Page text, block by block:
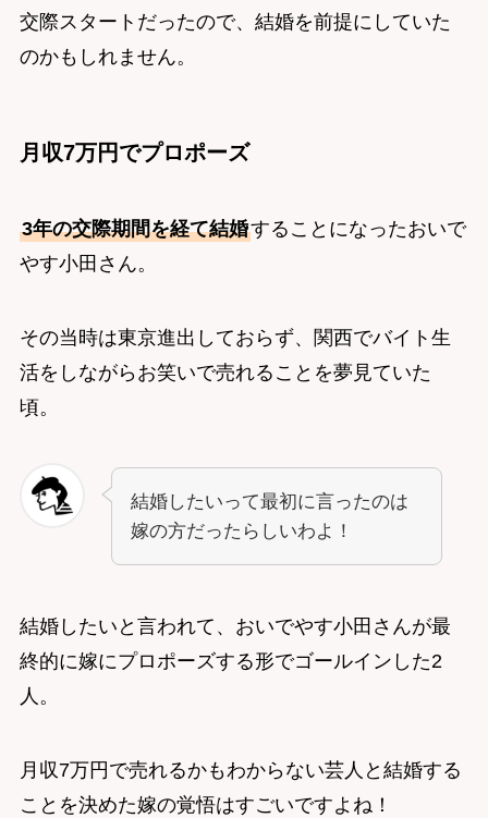
交際スタートだったので、結婚を前提にしていた
のかもしれません。
月収7万円でプロポーズ
3年の交際期間を経て結婚することになったおいで
やす小田さん。
その当時は東京進出しておらず、関西でバイト生
活をしながらお笑いで売れることを夢見ていた
頃。
結婚したいって最初に言ったのは
嫁の方だったらしいわよ！
結婚したいと言われて、おいでやす小田さんが最
終的に嫁にプロポーズする形でゴールインした2
人。
月収7万円で売れるかもわからない芸人と結婚する
ことを決めた嫁の覚悟はすごいですよね！